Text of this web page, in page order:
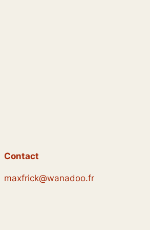
Contact
maxfrick@wanadoo.fr